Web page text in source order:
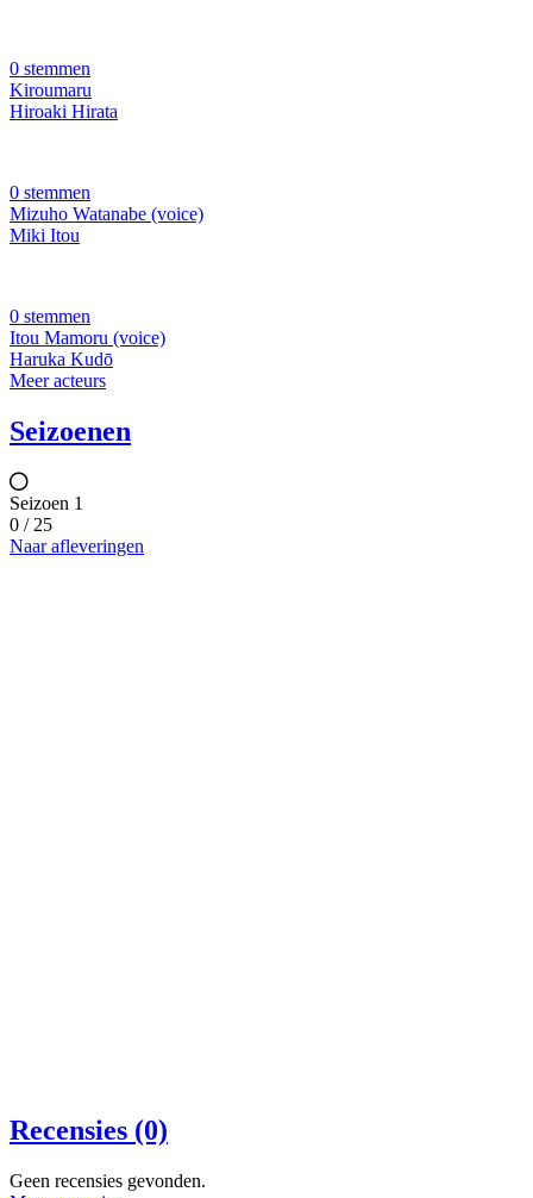
0 stemmen
Kiroumaru
Hiroaki Hirata
0 stemmen
Mizuho Watanabe (voice)
Miki Itou
0 stemmen
Itou Mamoru (voice)
Haruka Kudō
Meer acteurs
Seizoenen
Seizoen 1
0 / 25
Naar afleveringen
Recensies (0)
Geen recensies gevonden.